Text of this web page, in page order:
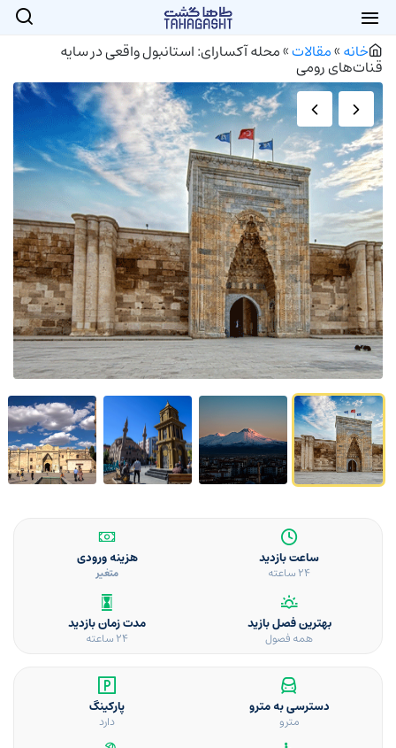
خانه»مقالات»محله آکسارای: استانبول واقعی در سایه
قنات‌های رومی
ساعت بازدید
24 ساعته
هزینه ورودی
متغیر
بهترین فصل بازید
همه فصول
مدت زمان بازدید
۲۴ ساعته
دسترسی به مترو
مترو
پارکینگ
دارد